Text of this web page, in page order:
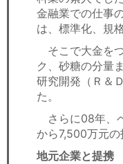
金融業での仕事
は、標準化、規
そこで大金を
ク、砂糖の分量
研究開発（Ｒ＆
た。
さらに08年、
から7,500万元の
地元企業と提携